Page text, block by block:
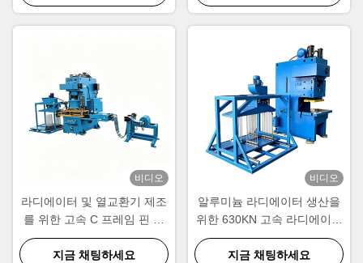
비디오
라디에이터 및 열교환기 제조
를 위한 고속 C 프레임 핀 프
레스 라인
지금 채팅하세요
비디오
알루미늄 라디에이터 생산을
위한 630KN 고속 라디에이터
핀 성형 기계
지금 채팅하세요